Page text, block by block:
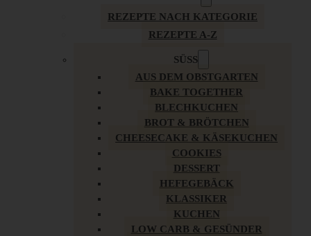
REZEPTE NACH KATEGORIE
REZEPTE A-Z
SÜSS
AUS DEM OBSTGARTEN
BAKE TOGETHER
BLECHKUCHEN
BROT & BRÖTCHEN
CHEESECAKE & KÄSEKUCHEN
COOKIES
DESSERT
HEFEGEBÄCK
KLASSIKER
KUCHEN
LOW CARB & GESÜNDER